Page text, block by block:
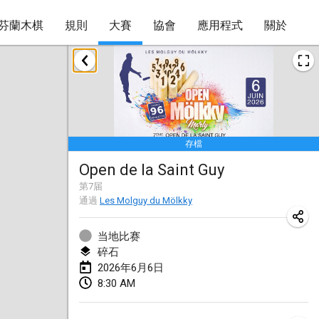
蘭木棋 規則 大賽 協會 應用程式 關於
存檔
Open de la Saint Guy
第7届
通過 Les Molguy du Mölkky
当地比赛
碎石
2026年6月6日
8:30 AM
2026年1月
Tournoi de la bonne année
2026年1月10日 |法國
Open de Boulay Triplette
2026年1月17日|法國
Concours de Honnelles
2026年1月18日|比利時
2026年1月31日